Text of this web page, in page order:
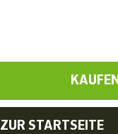
KAUFEN
ZUR STARTSEITE